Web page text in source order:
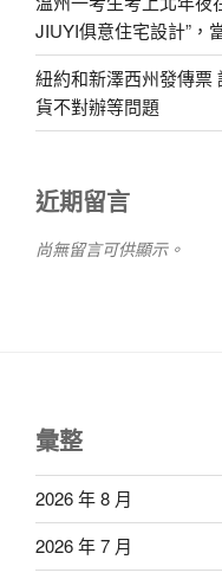
JIUYI俱意住宅設計”，
紐約和新澤西州發傳票
貨不對辦等問題
近期留言
尚無留言可供顯示。
彙整
2026 年 8 月
2026 年 7 月